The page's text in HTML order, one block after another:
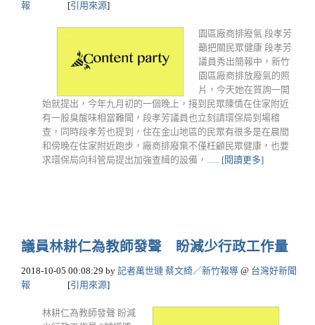
報
[引用來源]
園區廠商排廢氣 段孝芳
籲把關民眾健康 段孝芳
議員秀出簡報中，新竹
園區廠商排放廢氣的照
片，今天她在質詢一開
始就提出，今年九月初的一個晚上，接到民眾陳情在住家附近
有一股臭酸味相當難聞，段孝芳議員也立刻請環保局到場稽
查，同時段孝芳也提到，住在金山地區的民眾有很多是在晨間
和傍晚在住家附近跑步，廠商排廢棄不僅枉顧民眾健康，也要
求環保局向科管局提出加強查緝的設備，...... [閱讀更多]
議員林耕仁為教師發聲 盼減少行政工作量
2018-10-05 00:08:29 by 記者萬世璉 蔡文綺／新竹報導 @ 台灣好新聞
報
[引用來源]
林耕仁為教師發聲 盼減